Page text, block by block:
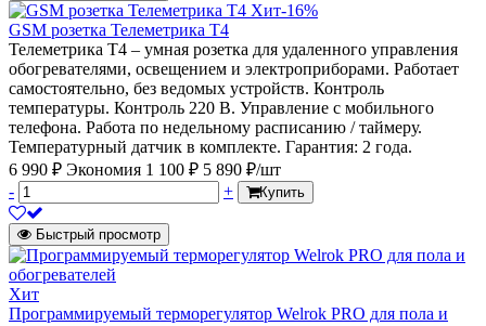
Хит-16%
GSM розетка Телеметрика Т4
Телеметрика Т4 – умная розетка для удаленного управления
обогревателями, освещением и электроприборами. Работает
самостоятельно, без ведомых устройств. Контроль
температуры. Контроль 220 В. Управление с мобильного
телефона. Работа по недельному расписанию / таймеру.
Температурный датчик в комплекте. Гарантия: 2 года.
6 990 ₽ Экономия 1 100 ₽ 5 890 ₽/шт
-
+ Купить
Быстрый просмотр
Хит
Программируемый терморегулятор Welrok PRO для пола и